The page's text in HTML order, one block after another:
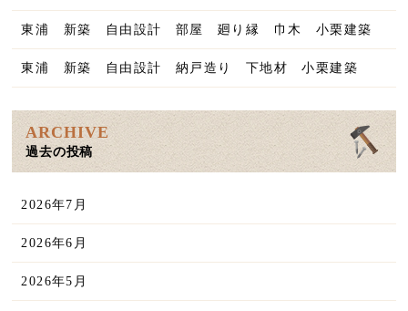
東浦 新築 自由設計 部屋 廻り縁 巾木 小栗建築
東浦 新築 自由設計 納戸造り 下地材 小栗建築
ARCHIVE
過去の投稿
2026年7月
2026年6月
2026年5月